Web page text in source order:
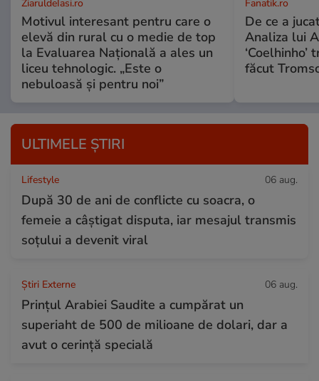
ZiaruldeIasi.ro
Motivul interesant pentru care o
elevă din rural cu o medie de top
la Evaluarea Națională a ales un
liceu tehnologic. „Este o
nebuloasă și pentru noi”
Fanatik.ro
De ce a
Analiza lui
‘Coelhinho’
făcut
ULTIMELE ȘTIRI
Lifestyle 06 aug.
După 30 de ani de conflicte cu soacra, o
femeie a câștigat disputa, iar mesajul transmis
soțului a devenit viral
Știri Externe 06 aug.
Prințul Arabiei Saudite a cumpărat un
superiaht de 500 de milioane de dolari, dar a
avut o cerință specială